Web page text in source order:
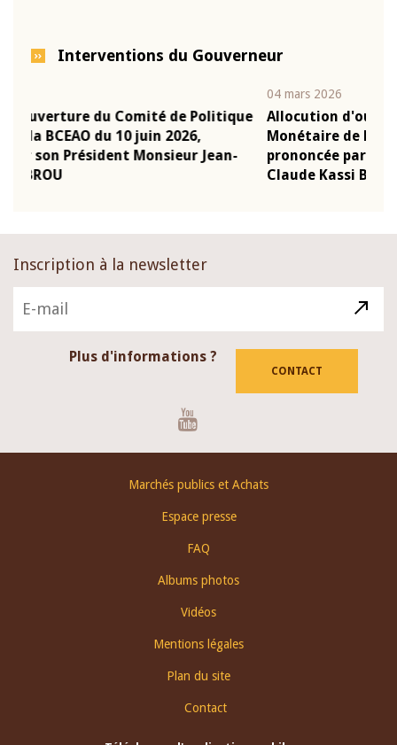
Interventions du Gouverneur
Allocution d'ouverture du Comité de Politique
Monétaire de la BCEAO du 4 mars 2026,
prononcée par son Président Monsieur Jean-
Claude Kassi BROU
Inscription à la newsletter
Plus d'informations ?
CONTACT
Marchés publics et Achats
Espace presse
FAQ
Albums photos
Vidéos
Mentions légales
Plan du site
Contact